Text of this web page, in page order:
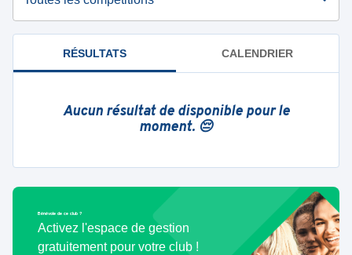
RÉSULTATS CALENDRIER
Aucun résultat de disponible pour le
moment. 😔
Bénévole de ce club ?
Activez l'espace de gestion
gratuitement pour votre club !